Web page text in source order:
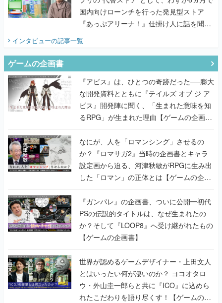
国内向けローンチを行った発見型ストア
『あっぷアリーナ！』仕掛け人に話を聞い
てみた
インタビューの記事一覧
ゲームの企画書
『アビス』は、ひとつの奇跡だった──膨大
な開発資料とともに『テイルズ オブ ジ ア
ビス』開発陣に聞く、「生まれた意味を知
るRPG」が生まれた理由【ゲームの企画
書】
なにが、人を「ロマンシング」させるの
か？『ロマサガ2』当時の企画書とキャラ
設定画から迫る、河津秋敏がRPGに生み出
した「ロマン」の正体とは【ゲームの企画
書】
『ガンパレ』の企画書、ついに公開━初代
PSの伝説的タイトルは、なぜ生まれたの
か？そして『LOOP8』へ受け継がれたもの
【ゲームの企画書】
世界が認めるゲームデザイナー・上田文人
とはいったい何が凄いのか？ ヨコオタロ
ウ・外山圭一郎らと共に『ICO』に込めら
れたこだわりを語り尽くす！【ゲームの企